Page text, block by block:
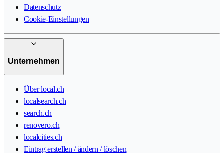
Datenschutz
Cookie-Einstellungen
Unternehmen
Über local.ch
localsearch.ch
search.ch
renovero.ch
localcities.ch
Eintrag erstellen / ändern / löschen